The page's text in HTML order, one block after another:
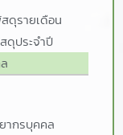
ดุรายเดือน
ดุประจำปี
ากรบุคคล